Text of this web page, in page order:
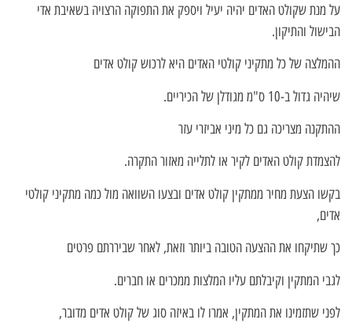
על מנת שקולט האדים יהיה יעיל ויספק את התפוקה הרצויה בשאיבת אדי
הבישול והתיקון.
ההמלצה של כל מתקיני קולטי האדים היא לרכוש קולט אדים
שיהיה גדול ב-10 ס"מ מגודלן של הכיריים.
ההתקנה מצריכה גם כל מיני אביזרי עזר
להצמדת קולט האדים לקיר או לתלייה מאזור התקרה.
בקשו הצעת מחיר ממתקין קולט אדים ובצעו השוואה מול כמה מתקיני קולטי
אדים,
כך שתיקחו את ההצעה הטובה ביותר וזאת, לאחר שביררתם פרטים
לגבי המתקין וקיבלתם עליו המלצות ממכרים או חברים.
לפני שתזמינו את המתקין, אמרו לו באיזה סוג של קולט אדים מדובר,